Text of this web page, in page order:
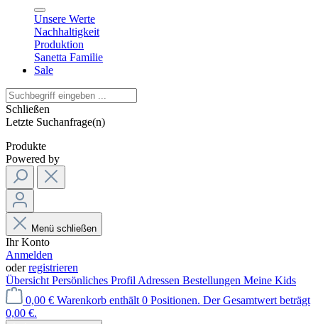
Unsere Werte
Nachhaltigkeit
Produktion
Sanetta Familie
Sale
Schließen
Letzte Suchanfrage(n)
Produkte
Powered by
Menü schließen
Ihr Konto
Anmelden
oderregistrieren
Übersicht Persönliches Profil Adressen Bestellungen Meine Kids
0,00 € Warenkorb enthält 0 Positionen. Der Gesamtwert beträgt
0,00 €.